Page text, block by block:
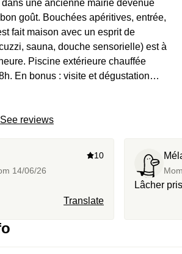
dans une ancienne mairie devenue
goût. Bouchées apéritives, entrée,
fait maison avec un esprit de
sauna, douche sensorielle) est à
Piscine extérieure chauffée
En bonus : visite et dégustation
See reviews
14/06/26
10
Translate
Lâcher